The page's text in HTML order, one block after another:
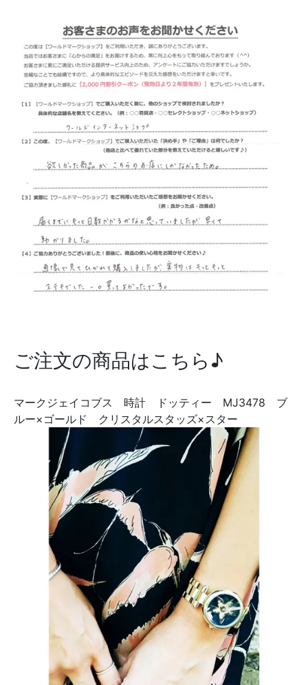
ご注文の商品はこちら♪
マークジェイコブス 時計 ドッティー MJ3478 ブ
ルー×ゴールド クリスタルスタッズ×スター